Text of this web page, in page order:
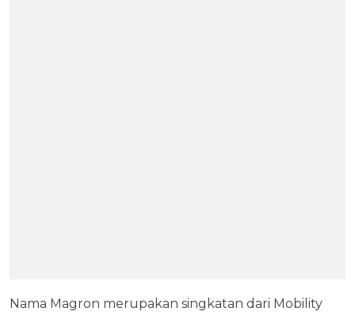
Nama Magron merupakan singkatan dari Mobility